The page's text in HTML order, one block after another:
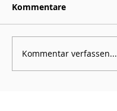
Kommentare
Kommentar verfassen...